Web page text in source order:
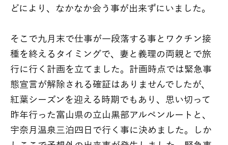
どにより、なかなか会う事が出来ずにいました。
そこで九月末で仕事が一段落する事とワクチン接
種を終えるタイミングで、妻と義理の両親とで旅
行に行く計画を立てました。計画時点では緊急事
態宣言が解除される確証はありませんでしたが、
紅葉シーズンを迎える時期でもあり、思い切って
昨年行った富山県の立山黒部アルペンルートと、
宇奈月温泉三泊四日で行く事に決めました。しか